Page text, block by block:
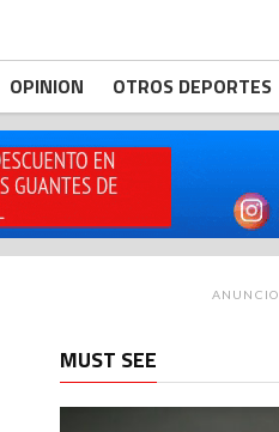
OPINION OTROS DEPORTES
ANUNCIO
MUST SEE